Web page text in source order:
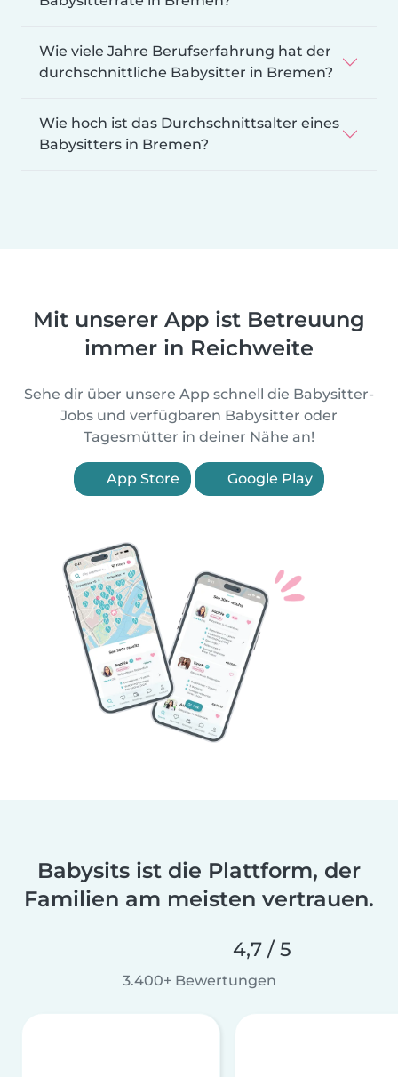
Wie viele Jahre Berufserfahrung hat der
durchschnittliche Babysitter in Bremen?
Wie hoch ist das Durchschnittsalter eines
Babysitters in Bremen?
Mit unserer App ist Betreuung
immer in Reichweite
Sehe dir über unsere App schnell die Babysitter-
Jobs und verfügbaren Babysitter oder
Tagesmütter in deiner Nähe an!
App Store Google Play
Babysits ist die Plattform, der
Familien am meisten vertrauen.
4,7 / 5
3.400+ Bewertungen